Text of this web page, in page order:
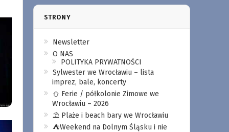
STRONY
Newsletter
O NAS
POLITYKA PRYWATNOŚCI
Sylwester we Wrocławiu – lista
imprez, bale, koncerty
⛄️ Ferie / półkolonie Zimowe we
Wrocławiu – 2026
⛱️ Plaże i beach bary we Wrocławiu
⛺️Weekend na Dolnym Śląsku i nie